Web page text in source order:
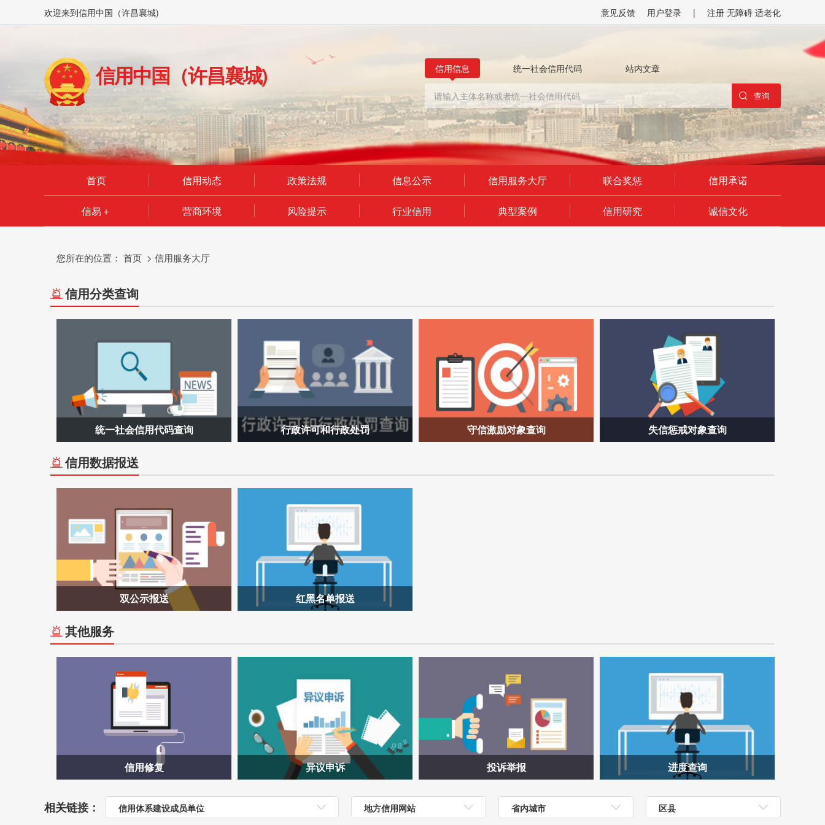
欢迎来到信用中国（许昌襄城) 意见反馈 用户登录 | 注册 无障碍 适老化
信用中国（许昌襄城) 信用信息 统一社会信用代码 站内文章
首页 信用动态 政策法规 信息公示 信用服务大厅 联合奖惩 信用承诺
信易＋ 营商环境 风险提示 行业信用 典型案例 信用研究 诚信文化
您所在的位置： 首页 > 信用服务大厅
信用分类查询
统一社会信用代码查询 行政许可和行政处罚 守信激励对象查询 失信惩戒对象查询
信用数据报送
双公示报送 红黑名单报送
其他服务
信用修复 异议申诉 投诉举报 进度查询
相关链接： 信用体系建设成员单位 地方信用网站 省内城市 区县